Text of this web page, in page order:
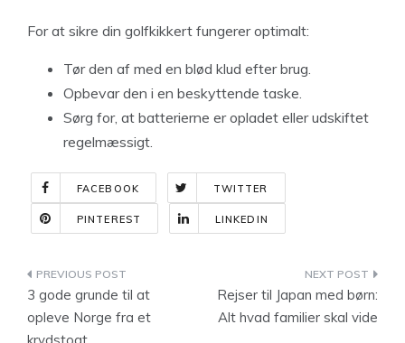
For at sikre din golfkikkert fungerer optimalt:
Tør den af med en blød klud efter brug.
Opbevar den i en beskyttende taske.
Sørg for, at batterierne er opladet eller udskiftet
regelmæssigt.
FACEBOOK TWITTER
PINTEREST LINKEDIN
Indlægsnavigation
3 gode grunde til at
opleve Norge fra et
Rejser til Japan med børn:
Alt hvad familier skal vide